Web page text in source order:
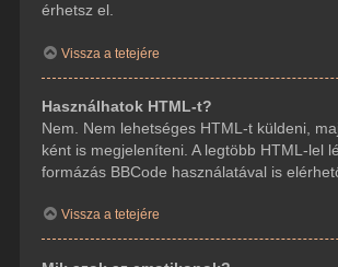
érhetsz el.
Vissza a tetejére
Használhatok HTML-t?
Nem. Nem lehetséges HTML-t küldeni,
ként is megjeleníteni. A legtöbb HTML-lel
formázás BBCode használatával is
Vissza a tetejére